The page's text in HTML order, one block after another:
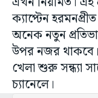
ক্যাপ্টেন
অনেক নতুন
উপর নজর
খেলা শুরু সন্ধ্যা
চ্যানেলে।